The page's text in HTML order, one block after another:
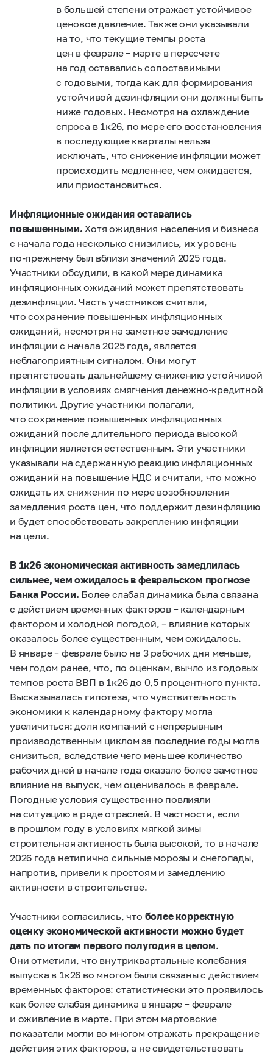
в большей степени отражает устойчивое
ценовое давление. Также они указывали
на то, что текущие темпы роста
цен в феврале – марте в пересчете
на год оставались сопоставимыми
с годовыми, тогда как для формирования
устойчивой дезинфляции они должны быть
ниже годовых. Несмотря на охлаждение
спроса в 1к26, по мере его восстановления
в последующие кварталы нельзя
исключать, что снижение инфляции может
происходить медленнее, чем ожидается,
или приостановиться.
Инфляционные ожидания оставались
повышенными.Хотя ожидания населения и бизнеса
с начала года несколько снизились, их уровень
по‑прежнему был вблизи значений 2025 года.
Участники обсудили, в какой мере динамика
инфляционных ожиданий может препятствовать
дезинфляции. Часть участников считали,
что сохранение повышенных инфляционных
ожиданий, несмотря на заметное замедление
инфляции с начала 2025 года, является
неблагоприятным сигналом. Они могут
препятствовать дальнейшему снижению устойчивой
инфляции в условиях смягчения денежно-кредитной
политики. Другие участники полагали,
что сохранение повышенных инфляционных
ожиданий после длительного периода высокой
инфляции является естественным. Эти участники
указывали на сдержанную реакцию инфляционных
ожиданий на повышение НДС и считали, что можно
ожидать их снижения по мере возобновления
замедления роста цен, что поддержит дезинфляцию
и будет способствовать закреплению инфляции
на цели.
В 1к26 экономическая активность замедлилась
сильнее, чем ожидалось в февральском прогнозе
Банка России. Более слабая динамика была связана
с действием временных факторов – календарным
фактором и холодной погодой, – влияние которых
оказалось более существенным, чем ожидалось.
В январе – феврале было на 3 рабочих дня меньше,
чем годом ранее, что, по оценкам, вычло из годовых
темпов роста ВВП в 1к26 до 0,5 процентного пункта.
Высказывалась гипотеза, что чувствительность
экономики к календарному фактору могла
увеличиться: доля компаний с непрерывным
производственным циклом за последние годы могла
снизиться, вследствие чего меньшее количество
рабочих дней в начале года оказало более заметное
влияние на выпуск, чем оценивалось в феврале.
Погодные условия существенно повлияли
на ситуацию в ряде отраслей. В частности, если
в прошлом году в условиях мягкой зимы
строительная активность была высокой, то в начале
2026 года нетипично сильные морозы и снегопады,
напротив, привели к простоям и замедлению
активности в строительстве.
Участники согласились, что более корректную
оценку экономической активности можно будет
дать по итогам первого полугодия в целом.
Они отметили, что внутриквартальные колебания
выпуска в 1к26 во многом были связаны с действием
временных факторов: статистически это проявилось
как более слабая динамика в январе – феврале
и оживление в марте. При этом мартовские
показатели могли во многом отражать прекращение
действия этих факторов, а не свидетельствовать